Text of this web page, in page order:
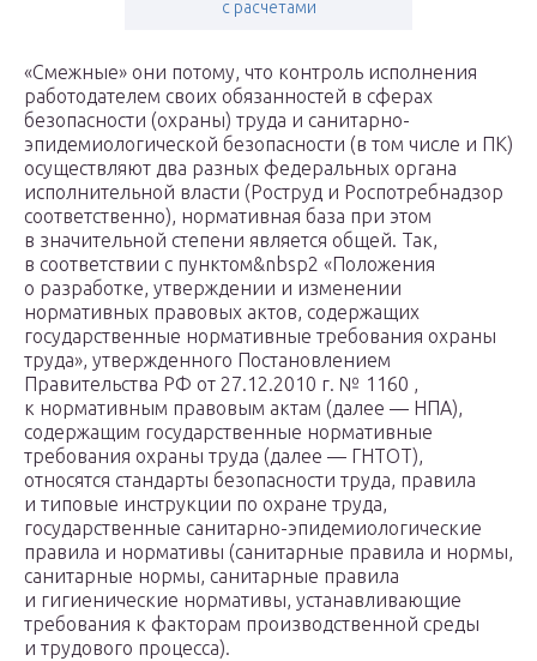
с расчетами
«Смежные» они потому, что контроль исполнения
работодателем своих обязанностей в сферах
безопасности (охраны) труда и санитарно-
эпидемиологической безопасности (в том числе и ПК)
осуществляют два разных федеральных органа
исполнительной власти (Роструд и Роспотребнадзор
соответственно), нормативная база при этом
в значительной степени является общей. Так,
в соответствии с пунктом&nbsp2 «Положения
о разработке, утверждении и изменении
нормативных правовых актов, содержащих
государственные нормативные требования охраны
труда», утвержденного Постановлением
Правительства РФ от 27.12.2010 г. № 1160 ,
к нормативным правовым актам (далее — НПА),
содержащим государственные нормативные
требования охраны труда (далее — ГНТОТ),
относятся стандарты безопасности труда, правила
и типовые инструкции по охране труда,
государственные санитарно-эпидемиологические
правила и нормативы (санитарные правила и нормы,
санитарные нормы, санитарные правила
и гигиенические нормативы, устанавливающие
требования к факторам производственной среды
и трудового процесса).